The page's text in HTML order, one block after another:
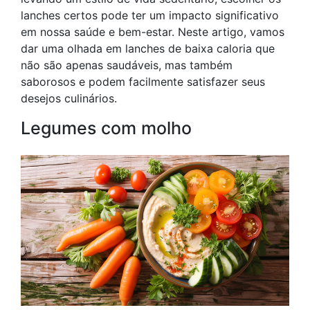
lanches certos pode ter um impacto significativo
em nossa saúde e bem-estar. Neste artigo, vamos
dar uma olhada em lanches de baixa caloria que
não são apenas saudáveis, mas também
saborosos e podem facilmente satisfazer seus
desejos culinários.
Legumes com molho